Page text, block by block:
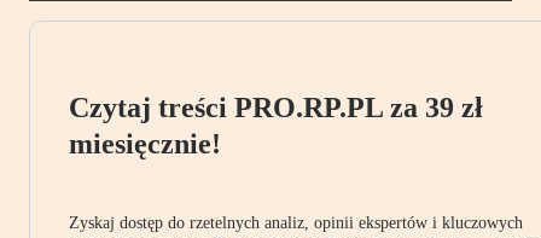
Czytaj treści PRO.RP.PL za 39 zł
miesięcznie!
Zyskaj dostęp do rzetelnych analiz, opinii ekspertów i kluczowych